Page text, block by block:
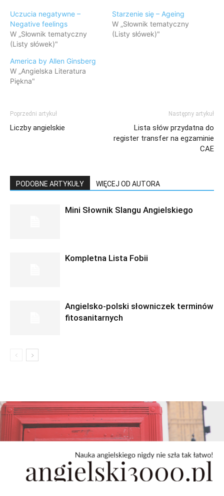
Uczucia negatywne –
Negative feelings
W „Słownik tematyczny
(Listy słówek)"
Starzenie się – Ageing
W „Słownik tematyczny
(Listy słówek)"
America by Allen Ginsberg
W „Angielska Literatura
Piękna"
Poprzedni artykuł
Liczby angielskie
Następny artykuł
Lista słów przydatna do
register transfer na egzaminie
CAE
PODOBNE ARTYKUŁY WIĘCEJ OD AUTORA
Mini Słownik Slangu Angielskiego
Kompletna Lista Fobii
Angielsko-polski słowniczek terminów
fitosanitarnych